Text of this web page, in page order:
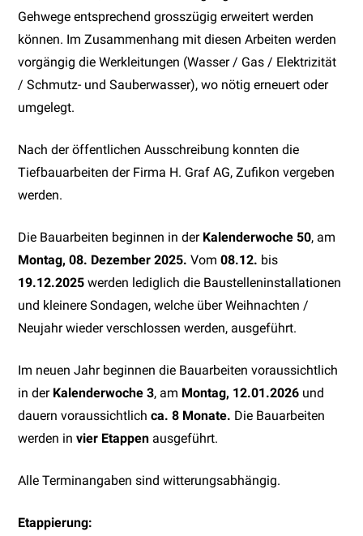
Gehwege entsprechend grosszügig erweitert werden
können. Im Zusammenhang mit diesen Arbeiten werden
vorgängig die Werkleitungen (Wasser / Gas / Elektrizität
/ Schmutz- und Sauberwasser), wo nötig erneuert oder
umgelegt.
Nach der öffentlichen Ausschreibung konnten die
Tiefbauarbeiten der Firma H. Graf AG, Zufikon vergeben
werden.
Die Bauarbeiten beginnen in der Kalenderwoche 50, am
Montag, 08. Dezember 2025. Vom08.12. bis
19.12.2025 werden lediglich die Baustelleninstallationen
und kleinere Sondagen, welche über Weihnachten /
Neujahr wieder verschlossen werden, ausgeführt.
Im neuen Jahr beginnen die Bauarbeiten voraussichtlich
in der Kalenderwoche 3, am Montag, 12.01.2026 und
dauern voraussichtlichca. 8 Monate. Die Bauarbeiten
werden invier Etappen ausgeführt.
Alle Terminangaben sind witterungsabhängig.
Etappierung: